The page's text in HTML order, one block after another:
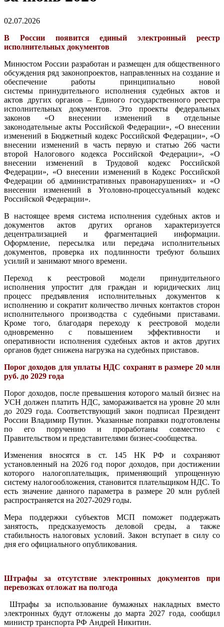
02.07.2026
В России появится единый электронный реестр
исполнительных документов
Минюстом России разработан и размещен для общественного
обсуждения ряд законопроектов, направленных на создание и
обеспечение работы принципиально новой
системы принудительного исполнения судебных актов и
актов других органов – Единого государственного реестра
исполнительных документов. Это проекты федеральных
законов «О внесении изменений в отдельные
законодательные акты Российской Федерации», «О внесении
изменений в Бюджетный кодекс Российской Федерации», «О
внесении изменений в часть первую и статью 266 части
второй Налогового кодекса Российской Федерации», «О
внесении изменений в Трудовой кодекс Российской
Федерации», «О внесении изменений в Кодекс Российской
Федерации об административных правонарушениях» и «О
внесении изменений в Уголовно-процессуальный кодекс
Российской Федерации».
В настоящее время система исполнения судебных актов и
документов актов других органов характеризуется
децентрализацией и фрагментацией информации.
Оформление, пересылка или передача исполнительных
документов, проверка их подлинности требуют больших
усилий и занимают много времени.
Переход к реестровой модели принудительного
исполнения упростит для граждан и юридических лиц
процесс предъявления исполнительных документов к
исполнению и сократит количество личных контактов сторон
исполнительного производства с судебными приставами.
Кроме того, благодаря переходу к реестровой модели
одновременно с повышением эффективности и
оперативности исполнения судебных актов и актов других
органов будет снижена нагрузка на судебных приставов.
Порог доходов для уплаты НДС сохранят в размере 20 млн
руб. до 2029 года
Порог доходов, после превышения которого малый бизнес на
УСН должен платить НДС, замораживается на уровне 20 млн
до 2029 года. Соответствующий закон подписал Президент
России Владимир Путин. Указанные поправки подготовлены
по его поручению и проработаны совместно с
Правительством и представителями бизнес-сообщества.
Изменения вносятся в ст. 145 НК РФ и сохраняют
установленный на 2026 год порог доходов, при достижении
которого налогоплательщик, применяющий упрощенную
систему налогообложения, становится плательщиком НДС. То
есть значение данного параметра в размере 20 млн рублей
распространяется на 2027-2029 годы.
Мера поддержки субъектов МСП поможет поддержать
занятость, предсказуемость деловой среды, а также
стабильность налоговых условий. Закон вступает в силу со
дня его официального опубликования.
Штрафы за отсутствие электронных документов при
перевозках отложат на полгода
Штрафы за использование бумажных накладных вместо
электронных будут отложены до марта 2027 года, сообщил
министр транспорта РФ Андрей Никитин.